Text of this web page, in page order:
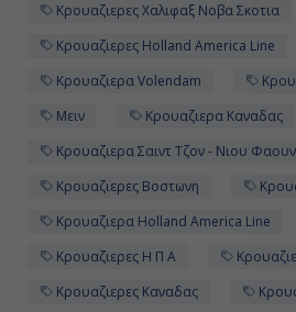
Κρουαζιερες Χαλιφαξ Νοβα Σκοτια
Κρουαζιερες Holland America Line
Κρουαζιερα Volendam
Μειν
Κρουαζιερα Καναδας
Κρουαζιερα Σαιντ Τζον - Νιου
Κρουαζιερες Βοστωνη
Κρουαζιερα Holland America Line
Κρουαζιερες Η Π Α
Κρουαζιερες Καναδας